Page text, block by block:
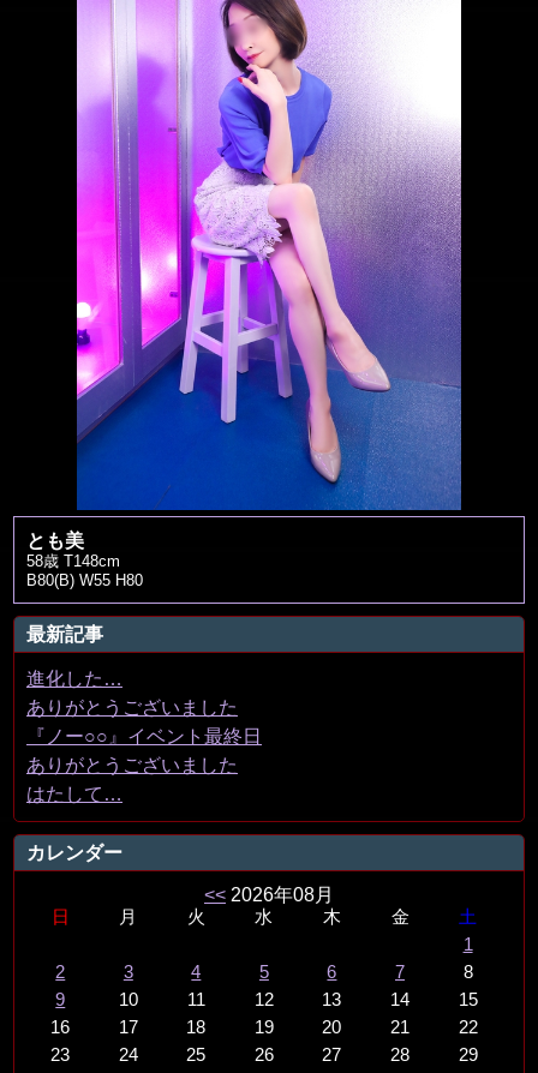
とも美
58歳 T148cm
B80(B) W55 H80
最新記事
進化した…
ありがとうございました
『ノー○○』イベント最終日
ありがとうございました
はたして…
カレンダー
<< 2026年08月
日 月 火 水 木 金
土
1
2
3 4 5 6 7
8
9
10 11 12 13 14
15
16
17 18 19 20 21
22
23
24 25 26 27 28
29